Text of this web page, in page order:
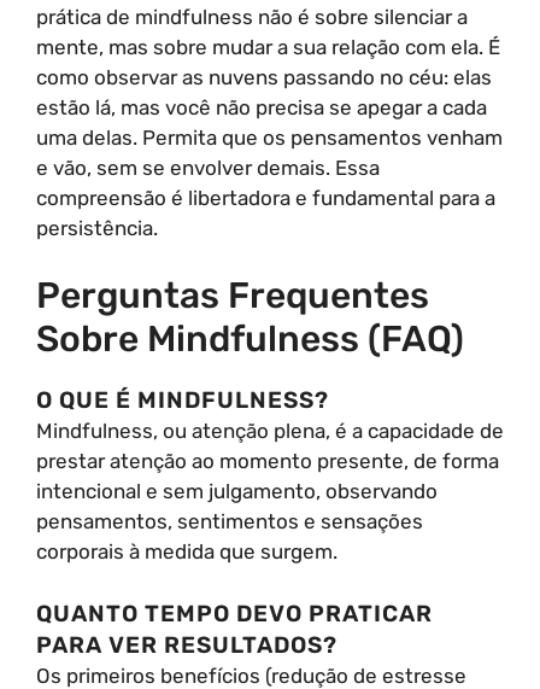
prática de mindfulness não é sobre silenciar a
mente, mas sobre mudar a sua relação com ela. É
como observar as nuvens passando no céu: elas
estão lá, mas você não precisa se apegar a cada
uma delas. Permita que os pensamentos venham
e vão, sem se envolver demais. Essa
compreensão é libertadora e fundamental para a
persistência.
Perguntas Frequentes
Sobre Mindfulness (FAQ)
O QUE É MINDFULNESS?
Mindfulness, ou atenção plena, é a capacidade de
prestar atenção ao momento presente, de forma
intencional e sem julgamento, observando
pensamentos, sentimentos e sensações
corporais à medida que surgem.
QUANTO TEMPO DEVO PRATICAR
PARA VER RESULTADOS?
Os primeiros benefícios (redução de estresse